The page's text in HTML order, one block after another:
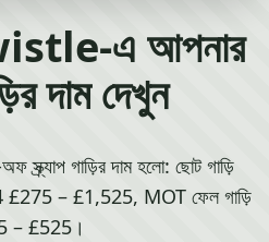
এ আপনার
দাম দেখুন
গাড়ির দাম হলো: ছোট গাড়ি
– £1,525, MOT ফেল গাড়ি
– £525।